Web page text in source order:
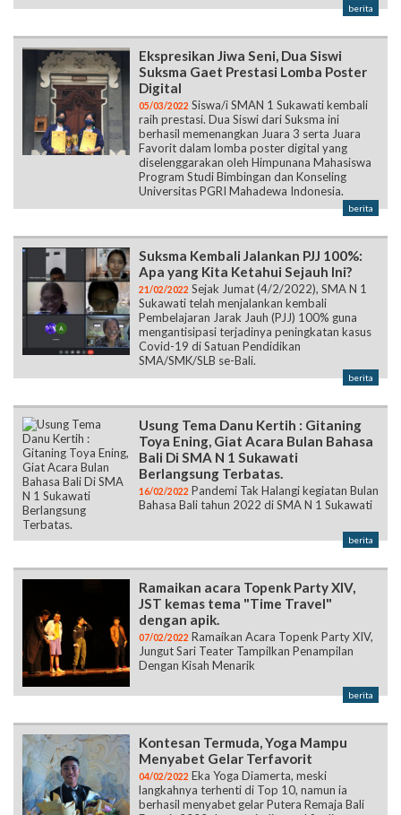
berita
Ekspresikan Jiwa Seni, Dua Siswi
Suksma Gaet Prestasi Lomba Poster
Digital
05/03/2022 Siswa/i SMAN 1 Sukawati kembali
raih prestasi. Dua Siswi dari Suksma ini
berhasil memenangkan Juara 3 serta Juara
Favorit dalam lomba poster digital yang
diselenggarakan oleh Himpunana Mahasiswa
Program Studi Bimbingan dan Konseling
Universitas PGRI Mahadewa Indonesia.
berita
Suksma Kembali Jalankan PJJ 100%:
Apa yang Kita Ketahui Sejauh Ini?
21/02/2022 Sejak Jumat (4/2/2022), SMA N 1
Sukawati telah menjalankan kembali
Pembelajaran Jarak Jauh (PJJ) 100% guna
mengantisipasi terjadinya peningkatan kasus
Covid-19 di Satuan Pendidikan
SMA/SMK/SLB se-Bali.
berita
Usung Tema Danu Kertih : Gitaning
Toya Ening, Giat Acara Bulan Bahasa
Bali Di SMA N 1 Sukawati
Berlangsung Terbatas.
16/02/2022 Pandemi Tak Halangi kegiatan Bulan
Bahasa Bali tahun 2022 di SMA N 1 Sukawati
berita
Ramaikan acara Topenk Party XIV,
JST kemas tema "Time Travel"
dengan apik.
07/02/2022 Ramaikan Acara Topenk Party XIV,
Jungut Sari Teater Tampilkan Penampilan
Dengan Kisah Menarik
berita
Kontesan Termuda, Yoga Mampu
Menyabet Gelar Terfavorit
04/02/2022 Eka Yoga Diamerta, meski
langkahnya terhenti di Top 10, namun ia
berhasil menyabet gelar Putera Remaja Bali